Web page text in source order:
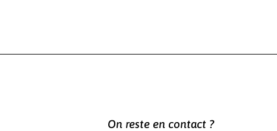
On reste en contact ?